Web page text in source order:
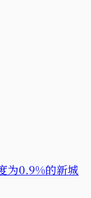
为0.9%的新城